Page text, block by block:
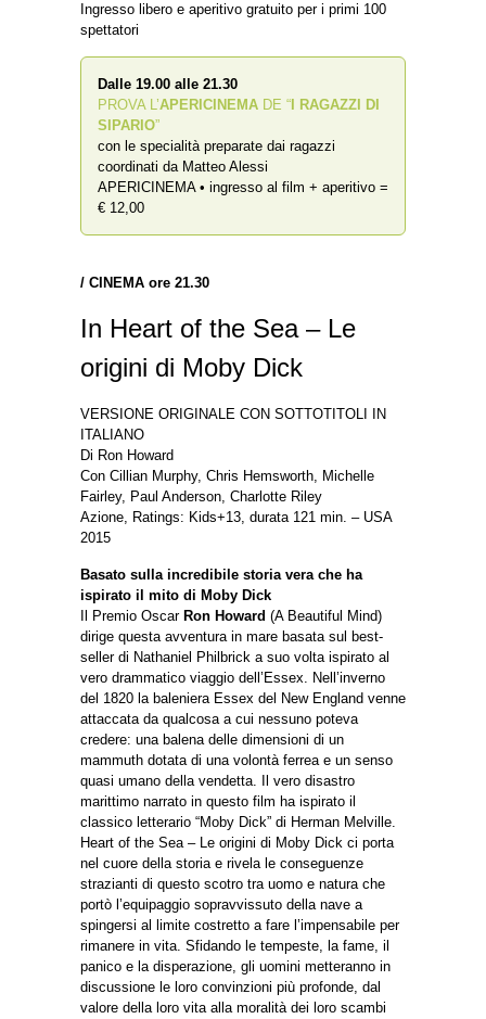
Ingresso libero e aperitivo gratuito per i primi 100
spettatori
Dalle 19.00 alle 21.30
PROVA L’APERICINEMA DE “ I RAGAZZI DI
SIPARIO”
con le specialità preparate dai ragazzi
coordinati da Matteo Alessi
APERICINEMA • ingresso al film + aperitivo =
€ 12,00
/ CINEMA ore 21.30
In Heart of the Sea – Le
origini di Moby Dick
VERSIONE ORIGINALE CON SOTTOTITOLI IN
ITALIANO
Di Ron Howard
Con Cillian Murphy, Chris Hemsworth, Michelle
Fairley, Paul Anderson, Charlotte Riley
Azione, Ratings: Kids+13, durata 121 min. – USA
2015
Basato sulla incredibile storia vera che ha
ispirato il mito di Moby Dick
Il Premio Oscar Ron Howard (A Beautiful Mind)
dirige questa avventura in mare basata sul best-
seller di Nathaniel Philbrick a suo volta ispirato al
vero drammatico viaggio dell’Essex. Nell’inverno
del 1820 la baleniera Essex del New England venne
attaccata da qualcosa a cui nessuno poteva
credere: una balena delle dimensioni di un
mammuth dotata di una volontà ferrea e un senso
quasi umano della vendetta. Il vero disastro
marittimo narrato in questo film ha ispirato il
classico letterario “Moby Dick” di Herman Melville.
Heart of the Sea – Le origini di Moby Dick ci porta
nel cuore della storia e rivela le conseguenze
strazianti di questo scotro tra uomo e natura che
portò l’equipaggio sopravvissuto della nave a
spingersi al limite costretto a fare l’impensabile per
rimanere in vita. Sfidando le tempeste, la fame, il
panico e la disperazione, gli uomini metteranno in
discussione le loro convinzioni più profonde, dal
valore della loro vita alla moralità dei loro scambi